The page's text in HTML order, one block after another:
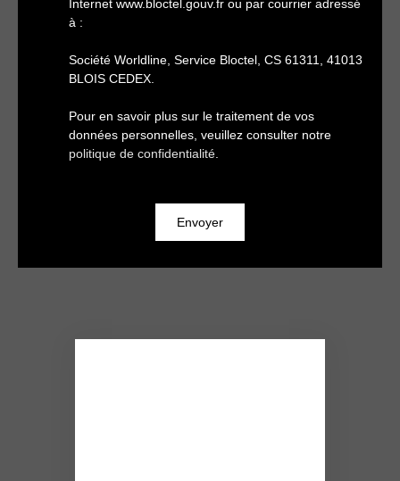
Internet www.bloctel.gouv.fr ou par courrier adressé
à :
Société Worldline, Service Bloctel, CS 61311, 41013
BLOIS CEDEX.
Pour en savoir plus sur le traitement de vos
données personnelles, veuillez consulter notre
politique de confidentialité.
Envoyer